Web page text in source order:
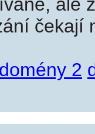
čekají
domény 2